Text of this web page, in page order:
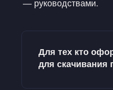
Для тех кто
для скачивания
— руководствами.